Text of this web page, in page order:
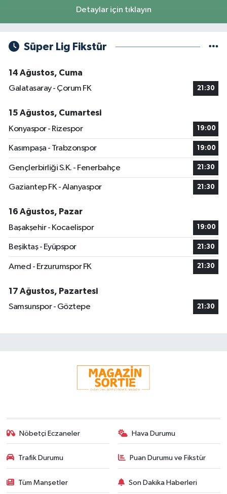
Detaylar için tıklayın
Süper Lig Fikstür
14 Ağustos, Cuma
Galatasaray - Çorum FK
21:30
15 Ağustos, Cumartesi
Konyaspor - Rizespor
19:00
Kasımpaşa - Trabzonspor 19:00
Gençlerbirliği S.K. - Fenerbahçe 21:30
Gaziantep FK - Alanyaspor 21:30
16 Ağustos, Pazar
Başakşehir - Kocaelispor
19:00
Beşiktaş - Eyüpspor 21:30
Amed - Erzurumspor FK 21:30
17 Ağustos, Pazartesi
Samsunspor - Göztepe
21:30
Nöbetçi Eczaneler Hava Durumu
Trafik Durumu Puan Durumu ve Fikstür
Tüm Manşetler Son Dakika Haberleri